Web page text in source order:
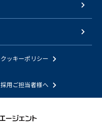
クッキーポリシー
採用ご担当者様へ